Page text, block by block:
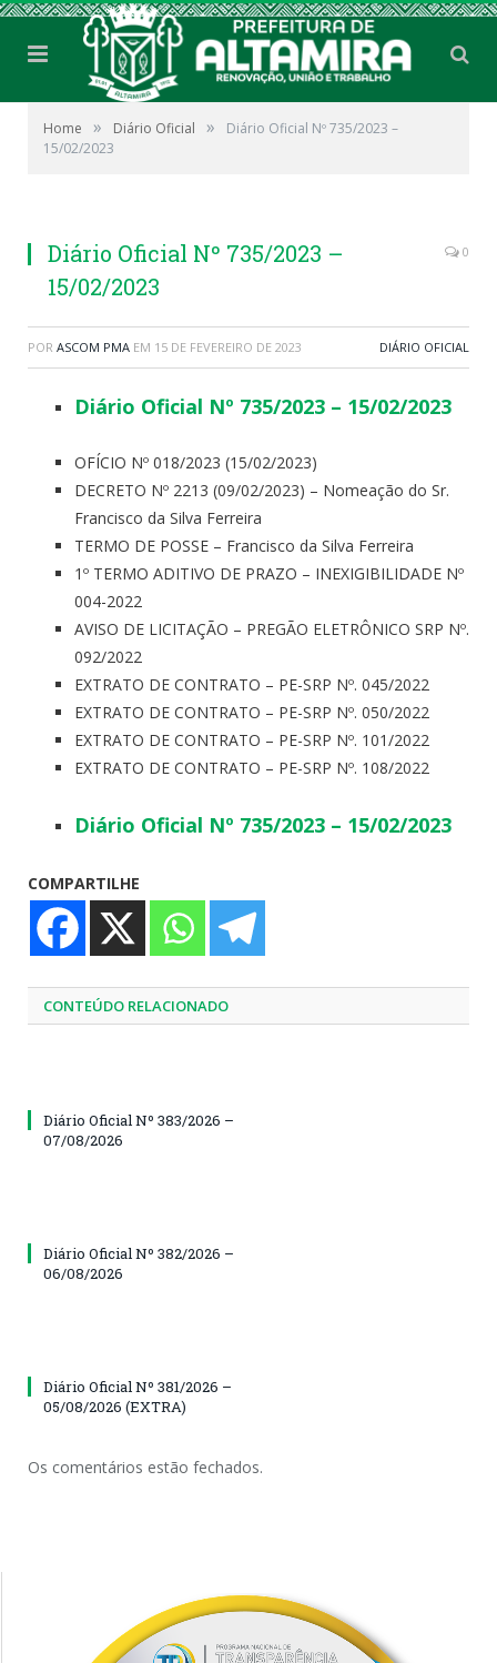
Home » Diário Oficial »
Diário Oficial Nº 735/2023 –
15/02/2023
Diário Oficial Nº 735/2023 –
15/02/2023
0
POR ASCOM PMA EM 15 DE FEVEREIRO DE 2023 DIÁRIO OFICIAL
Diário Oficial Nº 735/2023 – 15/02/2023
OFÍCIO Nº 018/2023 (15/02/2023)
DECRETO Nº 2213 (09/02/2023) – Nomeação do Sr.
Francisco da Silva Ferreira
TERMO DE POSSE – Francisco da Silva Ferreira
1º TERMO ADITIVO DE PRAZO – INEXIGIBILIDADE Nº
004-2022
AVISO DE LICITAÇÃO – PREGÃO ELETRÔNICO SRP Nº.
092/2022
EXTRATO DE CONTRATO – PE-SRP Nº. 045/2022
EXTRATO DE CONTRATO – PE-SRP Nº. 050/2022
EXTRATO DE CONTRATO – PE-SRP Nº. 101/2022
EXTRATO DE CONTRATO – PE-SRP Nº. 108/2022
Diário Oficial Nº 735/2023 – 15/02/2023
COMPARTILHE
CONTEÚDO RELACIONADO
Diário Oficial Nº 383/2026 –
07/08/2026
Diário Oficial Nº 382/2026 –
06/08/2026
Diário Oficial Nº 381/2026 –
05/08/2026 (EXTRA)
Os comentários estão fechados.